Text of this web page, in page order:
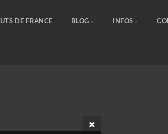
DE FRANCE BLOG INFOS